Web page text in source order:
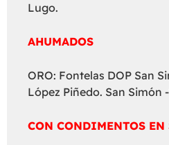
Lugo.
AHUMADOS
ORO: Fontelas DOP San
López Piñedo. San Simón
CON CONDIMENTOS